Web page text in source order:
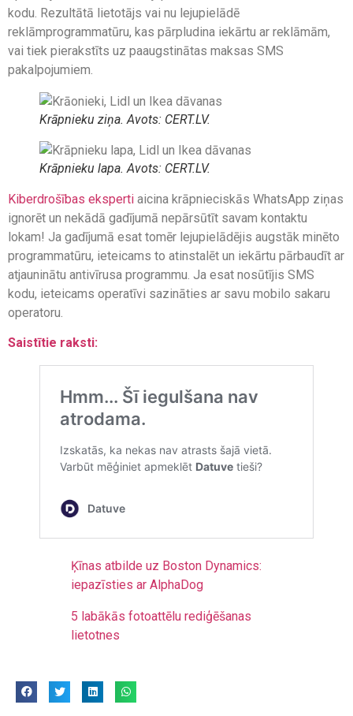
kodu. Rezultātā lietotājs vai nu lejupielādē
reklāmprogrammatūru, kas pārpludina iekārtu ar reklāmām,
vai tiek pierakstīts uz paaugstinātas maksas SMS
pakalpojumiem.
Krāpnieku ziņa. Avots: CERT.LV.
Krāpnieku lapa. Avots: CERT.LV.
Kiberdrošības eksperti aicina krāpnieciskās WhatsApp ziņas
ignorēt un nekādā gadījumā nepārsūtīt savam kontaktu
lokam! Ja gadījumā esat tomēr lejupielādējis augstāk minēto
programmatūru, ieteicams to atinstalēt un iekārtu pārbaudīt ar
atjauninātu antivīrusa programmu. Ja esat nosūtījis SMS
kodu, ieteicams operatīvi sazināties ar savu mobilo sakaru
operatoru.
Saistītie raksti:
Ķīnas atbilde uz Boston Dynamics:
iepazīsties ar AlphaDog
5 labākās fotoattēlu rediģēšanas
lietotnes